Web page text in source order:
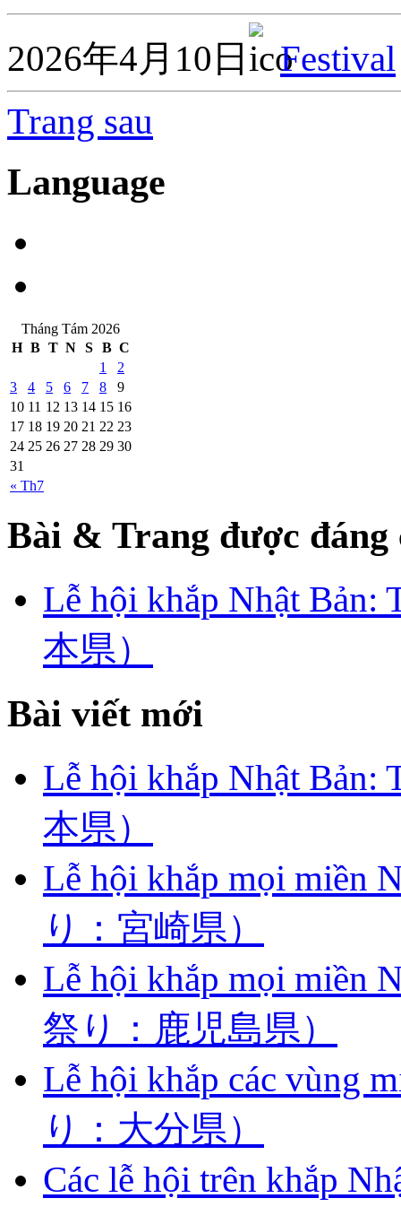
2026年4月10日
Festival
Trang sau
Language
Tháng Tám 2026
H B T N S B C
« Th7
1
2
3
4 5 6 7 8
9
10 11 12 13 14 15 16
17 18 19 20 21 22 23
24 25 26 27 28 29 30
31
Bài & Trang được đáng
Lễ hội khắp Nhật
本県）
Bài viết mới
Lễ hội khắp Nhật
本県）
Lễ hội khắp mọi miền
り：宮崎県）
Lễ hội khắp mọi miền
祭り：鹿児島県）
Lễ hội khắp các vùng
り：大分県）
Các lễ hội trên khắp